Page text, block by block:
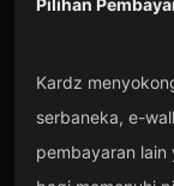
Pilihan
Kardz
serbaneka, e-
pembayaran lain